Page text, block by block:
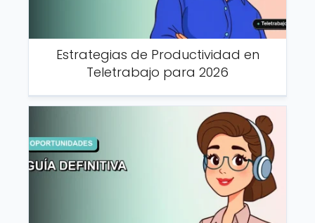
Estrategias de Productividad en
Teletrabajo para 2026